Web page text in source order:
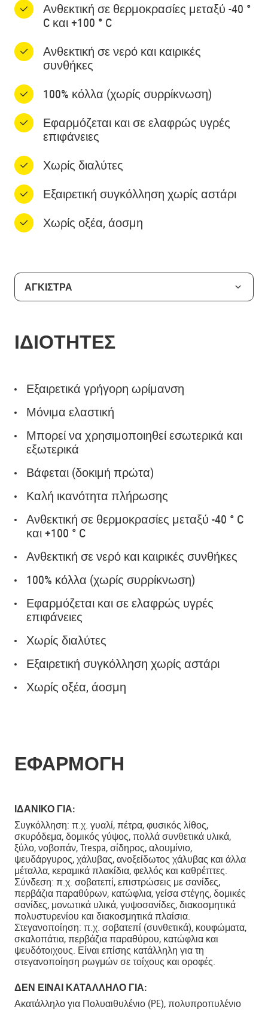
​​Ανθεκτική σε θερμοκρασίες μεταξύ -40 °
C και +100 ° C
Ανθεκτική σε νερό και καιρικές
συνθήκες
100% κόλλα (χωρίς συρρίκνωση)
Εφαρμόζεται και σε ελαφρώς υγρές
επιφάνειες
Χωρίς διαλύτες
Εξαιρετική συγκόλληση χωρίς αστάρι
Χωρίς οξέα, άοσμη
ΑΓΚΙΣΤΡΑ
ΙΔΙΟΤΗΤΕΣ
Εξαιρετικά γρήγορη ωρίμανση
​​Μόνιμα ελαστική
Μπορεί να χρησιμοποιηθεί εσωτερικά και
εξωτερικά
Βάφεται (δοκιμή πρώτα)
Καλή ικανότητα πλήρωσης
​​Ανθεκτική σε θερμοκρασίες μεταξύ -40 ° C
και +100 ° C
Ανθεκτική σε νερό και καιρικές συνθήκες
100% κόλλα (χωρίς συρρίκνωση)
Εφαρμόζεται και σε ελαφρώς υγρές
επιφάνειες
Χωρίς διαλύτες
Εξαιρετική συγκόλληση χωρίς αστάρι
Χωρίς οξέα, άοσμη
ΕΦΑΡΜΟΓΗ
ΙΔΑΝΙΚΟ ΓΙΑ:
Συγκόλληση: π.χ. γυαλί, πέτρα, φυσικός λίθος,
σκυρόδεμα, δομικός γύψος, πολλά συνθετικά υλικά,
ξύλο, νοβοπάν, Trespa, σίδηρος, αλουμίνιο,
ψευδάργυρος, χάλυβας, ανοξείδωτος χάλυβας και άλλα
μέταλλα, κεραμικά πλακίδια, φελλός και καθρέπτες.
Σύνδεση: π.χ. σοβατεπί, επιστρώσεις με σανίδες,
περβάζια παραθύρων, κατώφλια, γείσα στέγης, δομικές
σανίδες, μονωτικά υλικά, γυψοσανίδες, διακοσμητικά
πολυστυρενίου και διακοσμητικά πλαίσια.
Στεγανοποίηση: π.χ. σοβατεπί (συνθετικά), κουφώματα,
σκαλοπάτια, περβάζια παραθύρου, κατώφλια και
ψευδότοιχους. Είναι επίσης κατάλληλη για τη
στεγανοποίηση ρωγμών σε τοίχους και οροφές.
ΔΕΝ ΕΊΝΑΙ ΚΑΤΆΛΛΗΛΟ ΓΙΑ:
Ακατάλληλο για Πολυαιθυλένιο (PE), πολυπροπυλένιο